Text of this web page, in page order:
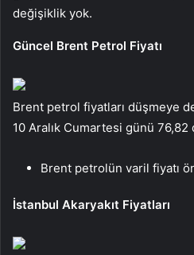
değişiklik yok.
Güncel Brent Petrol Fiyatı
Brent petrol fiyatları düşmeye
10 Aralık Cumartesi günü 76,82
Brent petrolün varil fiyatı
İstanbul Akaryakıt Fiyatları